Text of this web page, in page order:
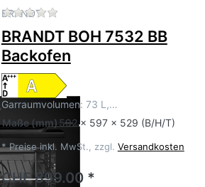
BRANDT Zu diesem Produkt liegen
BRANDT BOH 7532 BB
Backofen
Garraumvolumen: 73 L,…
Maße(mm)592 x 597 x 529 (B/H/T)
* Preise inkl. MwSt., zzgl. Versandkosten
CHF 899.00 *